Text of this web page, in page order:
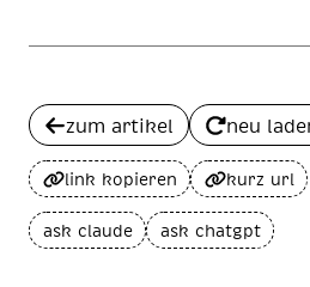
zum artikel neu
link kopieren kurz url
ask claude ask chatgpt